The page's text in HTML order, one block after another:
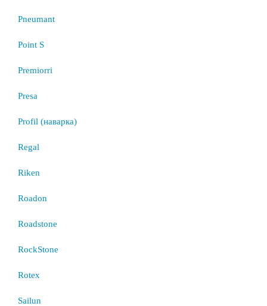
Pneumant
Point S
Premiorri
Presa
Profil (наварка)
Regal
Riken
Roadon
Roadstone
RockStone
Rotex
Sailun